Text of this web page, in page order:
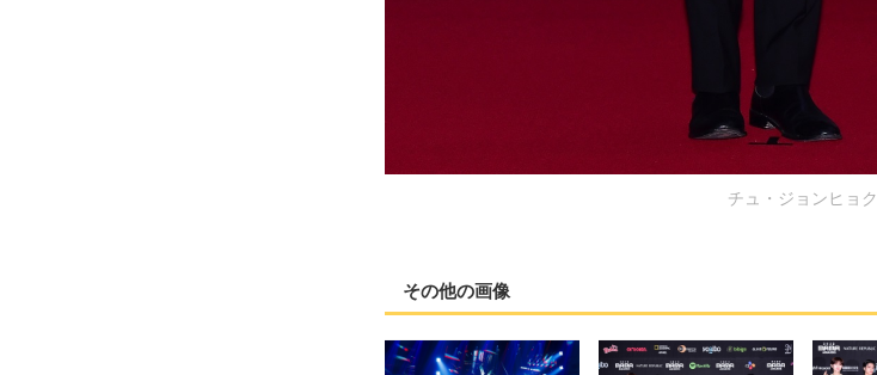
チュ・ジョンヒョク
その他の画像